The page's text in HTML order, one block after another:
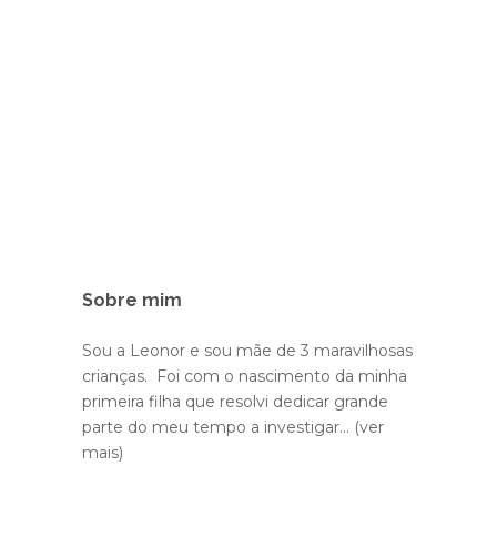
Sobre mim
Sou a Leonor e sou mãe de 3 maravilhosas
crianças. Foi com o nascimento da minha
primeira filha que resolvi dedicar grande
parte do meu tempo a investigar... (ver
mais)